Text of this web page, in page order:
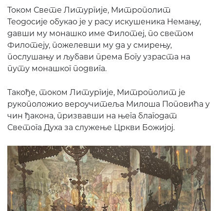
Током Свете Литургије, Митрополит
Теодосије обукао је у расу искушеника Немању,
давши му монашко име Филотеј, по светом
Филотеју, пожелевши му да у смирењу,
послушању и љубави према Богу узраста на
путу монашког подвига.
Такође, током Литургије, Митрополит је
рукоположио вероучитеља Милоша Поповића у
чин ђакона, призвавши на њега благодат
Светога Духа за служење Цркви Божијој.